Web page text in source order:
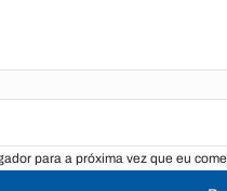
para a próxima vez que eu